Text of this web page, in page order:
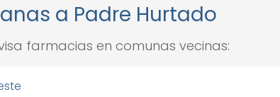
a Padre Hurtado
farmacias en comunas vecinas: